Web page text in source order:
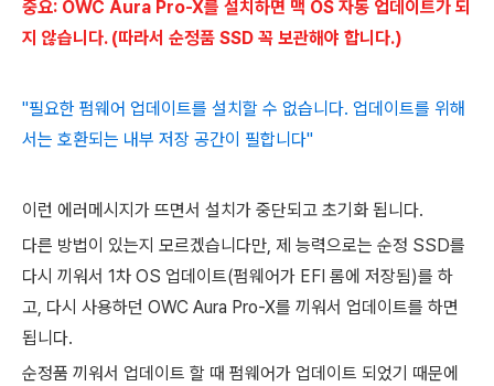
중요: OWC Aura Pro-X를 설치하면 맥 OS 자동 업데이트가 되
지 않습니다. (따라서 순정품 SSD 꼭 보관해야 합니다.)
"필요한 펌웨어 업데이트를 설치할 수 없습니다. 업데이트를 위해
서는 호환되는 내부 저장 공간이 필합니다"
이런 에러메시지가 뜨면서 설치가 중단되고 초기화 됩니다.
다른 방법이 있는지 모르겠습니다만, 제 능력으로는 순정 SSD를
다시 끼워서 1차 OS 업데이트(펌웨어가 EFI 롬에 저장됨)를 하
고, 다시 사용하던 OWC Aura Pro-X를 끼워서 업데이트를 하면
됩니다.
순정품 끼워서 업데이트 할 때 펌웨어가 업데이트 되었기 때문에